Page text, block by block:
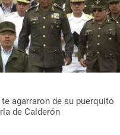
agarraron de su puerquito
de Calderón